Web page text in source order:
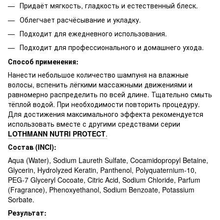
Придаёт мягкость, гладкость и естественный блеск.
Облегчает расчёсывание и укладку.
Подходит для ежедневного использования.
Подходит для профессионального и домашнего ухода.
Способ применения:
Нанести небольшое количество шампуня на влажные
волосы, вспенить лёгкими массажными движениями и
равномерно распределить по всей длине. Тщательно смыть
тёплой водой. При необходимости повторить процедуру.
Для достижения максимального эффекта рекомендуется
использовать вместе с другими средствами серии
LOTHMANN NUTRI PROTECT.
Состав (INCI):
Aqua (Water), Sodium Laureth Sulfate, Cocamidopropyl Betaine,
Glycerin, Hydrolyzed Keratin, Panthenol, Polyquaternium-10,
PEG-7 Glyceryl Cocoate, Citric Acid, Sodium Chloride, Parfum
(Fragrance), Phenoxyethanol, Sodium Benzoate, Potassium
Sorbate.
Результат: